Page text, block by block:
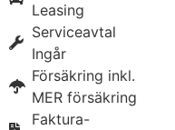
Leasing
Serviceavtal
Ingår
Försäkring inkl.
MER försäkring
Faktura-